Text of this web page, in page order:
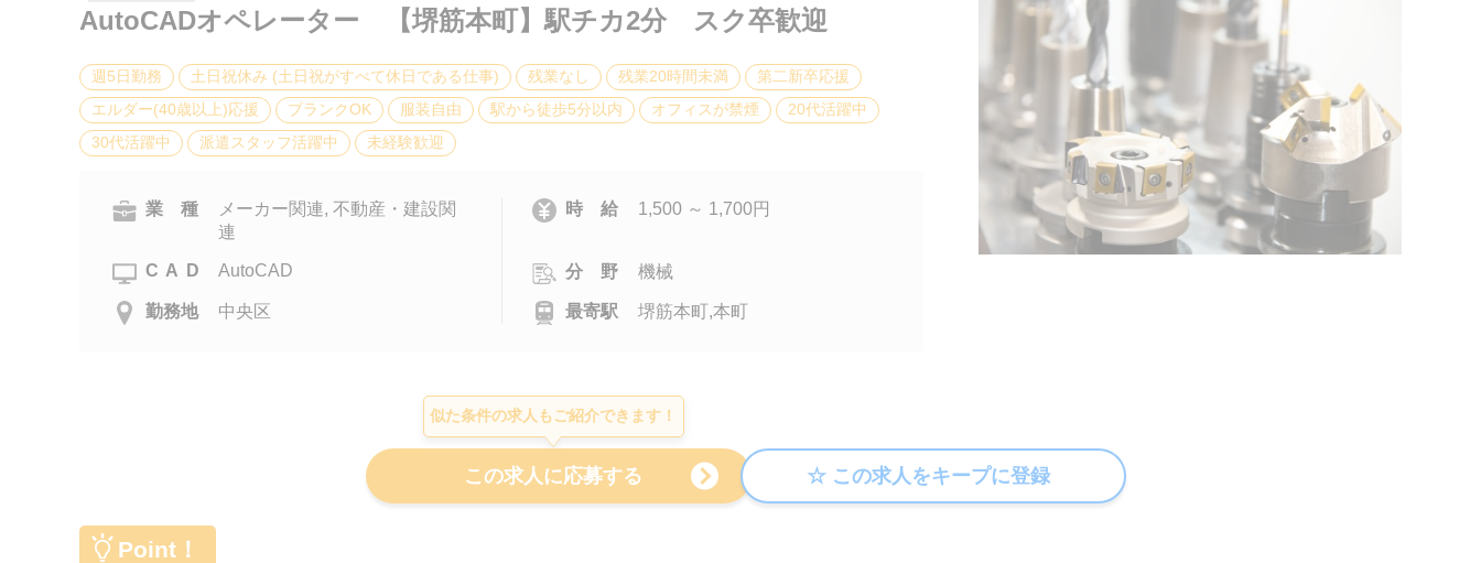
AutoCADオペレーター 【堺筋本町】駅チカ2分 スク卒歓迎
週5日勤務 土日祝休み (土日祝がすべて休日である仕事) 残業なし 残業20時間未満
第二新卒応援
エルダー(40歳以上)応援
ブランクOK 服装自由 駅から徒歩5分以内 オフィスが禁煙
20代活躍中
30代活躍中
派遣スタッフ活躍中 未経験歓迎
業 種
メーカー関連, 不動産・建設関
連
CAD AutoCAD
勤務地 中央区
時 給 1,500 ～ 1,700円
分 野 機械
最寄駅 堺筋本町,本町
似た条件の求人もご紹介できます！
Point！